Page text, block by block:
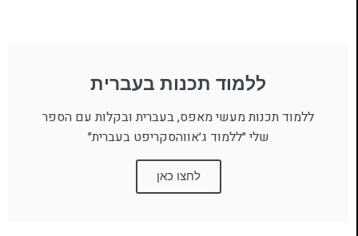
ללמוד תכנות בעברית
ללמוד תכנות מעשי מאפס, בעברית ובקלות עם הספר
שלי ״ללמוד ג׳אווהסקריפט בעברית״
לחצו כאן